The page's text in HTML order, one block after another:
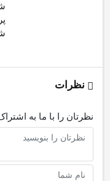
نظرات
نظرتان را با ما به